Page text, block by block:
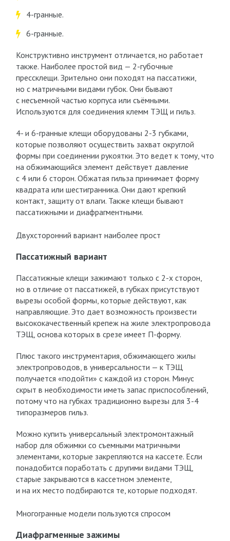
4-гранные.
6-гранные.
Конструктивно инструмент отличается, но работает
также. Наиболее простой вид — 2-губочные
прессклещи. Зрительно они походят на пассатижи,
но с матричными видами губок. Они бывают
с несъемной частью корпуса или съёмными.
Используются для соединения клемм ТЭЩ и гильз.
4- и 6-гранные клещи оборудованы 2-3 губками,
которые позволяют осуществить захват округлой
формы при соединении рукоятки. Это ведет к тому, что
на обжимающийся элемент действует давление
с 4 или 6 сторон. Обжатая гильза принимает форму
квадрата или шестигранника. Они дают крепкий
контакт, защиту от влаги. Также клещи бывают
пассатижными и диафрагментными.
Двухсторонний вариант наиболее прост
Пассатижный вариант
Пассатижные клещи зажимают только с 2-х сторон,
но в отличие от пассатижей, в губках присутствуют
вырезы особой формы, которые действуют, как
направляющие. Это дает возможность произвести
высококачественный крепеж на жиле электропровода
ТЭЩ, основа которых в срезе имеет П-форму.
Плюс такого инструментария, обжимающего жилы
электропроводов, в универсальности — к ТЭЩ
получается «подойти» с каждой из сторон. Минус
скрыт в необходимости иметь запас приспособлений,
потому что на губках традиционно вырезы для 3-4
типоразмеров гильз.
Можно купить универсальный электромонтажный
набор для обжимки со съемными матричными
элементами, которые закрепляются на кассете. Если
понадобится поработать с другими видами ТЭЩ,
старые закрываются в кассетном элементе,
и на их место подбираются те, которые подходят.
Многогранные модели пользуются спросом
Диафрагменные зажимы